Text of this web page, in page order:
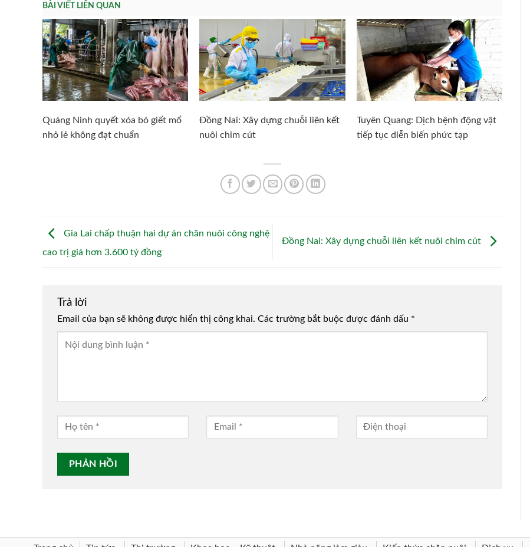
BÀI VIẾT LIÊN QUAN
Quảng Ninh quyết xóa bỏ giết mổ
nhỏ lẻ không đạt chuẩn
Đồng Nai: Xây dựng chuỗi liên kết
nuôi chim cút
Tuyên Quang: Dịch bệnh động vật
tiếp tục diễn biến phức tạp
Gia Lai chấp thuận hai dự án chăn nuôi công nghệ
cao trị giá hơn 3.600 tỷ đồng
Đồng Nai: Xây dựng chuỗi liên kết nuôi chim cút
Trả lời
Email của bạn sẽ không được hiển thị công khai. Các trường bắt buộc được đánh dấu *
Alternative: